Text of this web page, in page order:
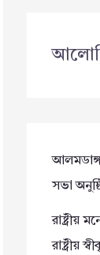
সভা
রাষ্ট্রীয়
রাষ্ট্রীয়